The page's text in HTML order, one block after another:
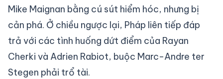
Mike Maignan bằng cú sút hiểm hóc, nhưng bị
cản phá. Ở chiều ngược lại, Pháp liên tiếp đáp
trả với các tình huống dứt điểm của Rayan
Cherki và Adrien Rabiot, buộc Marc-Andre ter
Stegen phải trổ tài.